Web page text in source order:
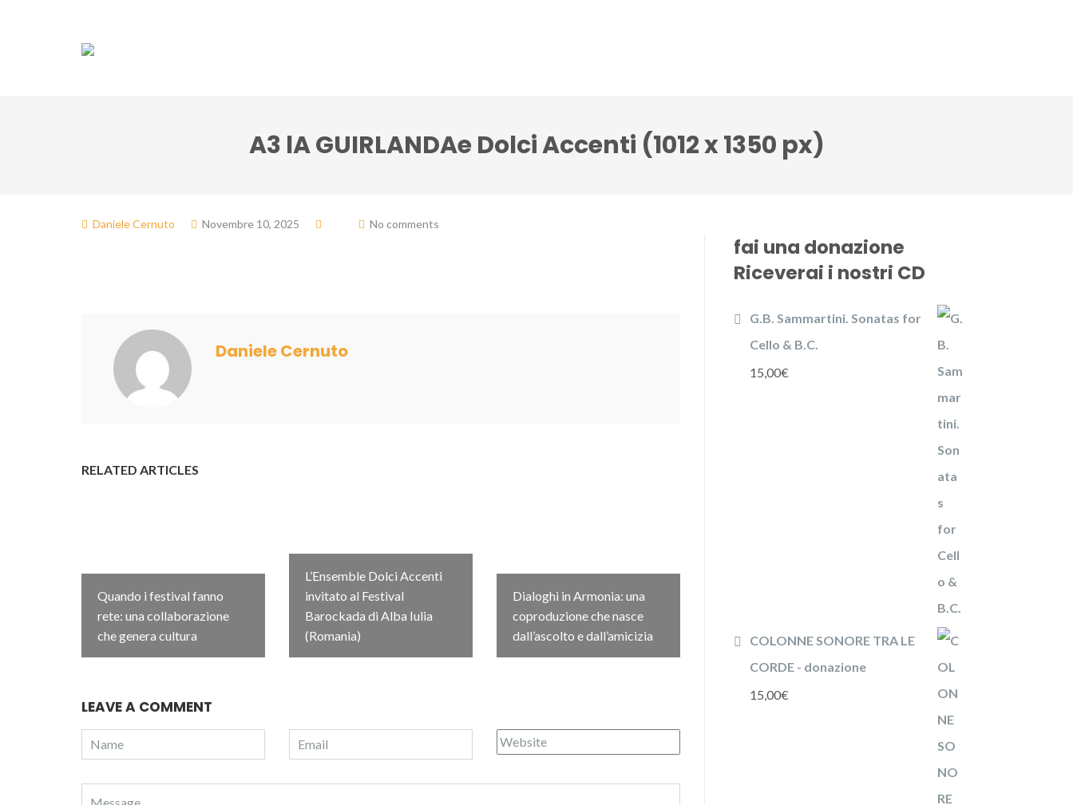
A3 lA GUIRLANDAe Dolci Accenti (1012 x 1350 px)
Daniele Cernuto Novembre 10, 2025 No comments
Daniele Cernuto
RELATED ARTICLES
Quando i festival fanno
rete: una collaborazione
che genera cultura
L’Ensemble Dolci Accenti
invitato al Festival
Barockada di Alba Iulia
(Romania)
Dialoghi in Armonia: una
coproduzione che nasce
dall’ascolto e dall’amicizia
LEAVE A COMMENT
fai una donazione
Riceverai i nostri CD
G.B. Sammartini. Sonatas for
Cello & B.C.
15,00€
COLONNE SONORE TRA LE
CORDE - donazione
15,00€